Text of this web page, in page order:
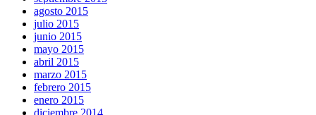
agosto 2015
julio 2015
junio 2015
mayo 2015
abril 2015
marzo 2015
febrero 2015
enero 2015